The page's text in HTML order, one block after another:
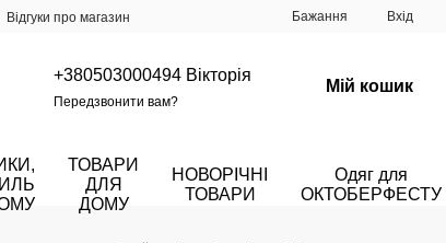
Відгуки про магазин Бажання Вхід
+380503000494 Вікторія
Передзвонити вам?
Мій кошик
ТОВАРИ
ДЛЯ
ДОМУ
НОВОРІЧНІ
ТОВАРИ
Одяг для
ОКТОБЕРФЕСТУ